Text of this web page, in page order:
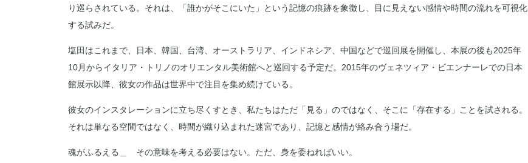
り巡らされている。それは、「誰かがそこにいた」という記憶の痕跡を象徴し、目に見えない感情や時間の流れを可視化
する試みだ。
塩田はこれまで、日本、韓国、台湾、オーストラリア、インドネシア、中国などで巡回展を開催し、本展の後も2025年
10月からイタリア・トリノのオリエンタル美術館へと巡回する予定だ。2015年のヴェネツィア・ビエンナーレでの日本
館展示以降、彼女の作品は世界中で注目を集め続けている。
彼女のインスタレーションに立ち尽くすとき、私たちはただ「見る」のではなく、そこに「存在する」ことを試される。
それは単なる空間ではなく、時間が織り込まれた迷宮であり、記憶と感情が絡み合う場だ。
魂がふるえる＿ その意味を考える必要はない。ただ、身を委ねればいい。